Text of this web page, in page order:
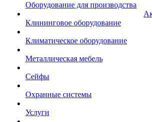
Оборудование для производства
Клининговое оборудование
Климатическое оборудование
Металлическая мебель
Сейфы
Охранные системы
Услуги